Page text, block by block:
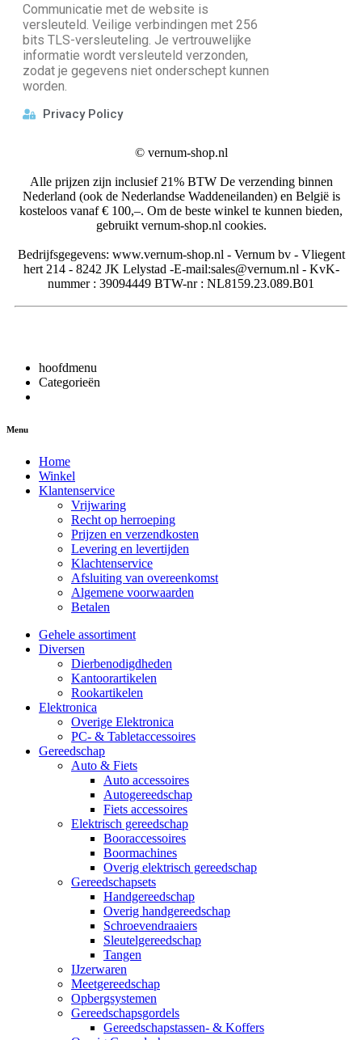
Communicatie met de website is
versleuteld. Veilige verbindingen met 256
bits TLS-versleuteling. Je vertrouwelijke
informatie wordt versleuteld verzonden,
zodat je gegevens niet onderschept kunnen
worden.
Privacy Policy
© vernum-shop.nl
Alle prijzen zijn inclusief 21% BTW De verzending binnen
Nederland (ook de Nederlandse Waddeneilanden) en België is
kosteloos vanaf € 100,–. Om de beste winkel te kunnen bieden,
gebruikt vernum-shop.nl cookies.
Bedrijfsgegevens: www.vernum-shop.nl - Vernum bv - Vliegent
hert 214 - 8242 JK Lelystad -E-mail:sales@vernum.nl - KvK-
nummer : 39094449 BTW-nr : NL8159.23.089.B01
hoofdmenu
Categorieën
Menu
Home
Winkel
Klantenservice
Vrijwaring
Recht op herroeping
Prijzen en verzendkosten
Levering en levertijden
Klachtenservice
Afsluiting van overeenkomst
Algemene voorwaarden
Betalen
Gehele assortiment
Diversen
Dierbenodigdheden
Kantoorartikelen
Rookartikelen
Elektronica
Overige Elektronica
PC- & Tabletaccessoires
Gereedschap
Auto & Fiets
Auto accessoires
Autogereedschap
Fiets accessoires
Elektrisch gereedschap
Booraccessoires
Boormachines
Overig elektrisch gereedschap
Gereedschapsets
Handgereedschap
Overig handgereedschap
Schroevendraaiers
Sleutelgereedschap
Tangen
IJzerwaren
Meetgereedschap
Opbergsystemen
Gereedschapsgordels
Gereedschapstassen- & Koffers